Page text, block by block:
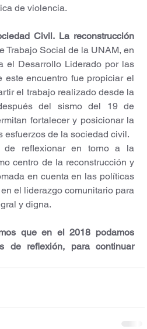
de violencia.
Civil. La reconstrucción
Trabajo Social de la UNAM, en
el Desarrollo Liderado por las
este encuentro fue propiciar el
el trabajo realizado desde la
del sismo del 19 de
fortalecer y posicionar la
de la sociedad civil.
de reflexionar en torno a la
centro de la reconstrucción y
en cuenta en las políticas
el liderazgo comunitario para
y digna.
que en el 2018 podamos
de reflexión, para continuar